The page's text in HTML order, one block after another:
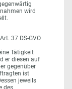
wird
37 DS-GVO
Tätigkeit
er diesen auf
gegenüber
ist
jeweils